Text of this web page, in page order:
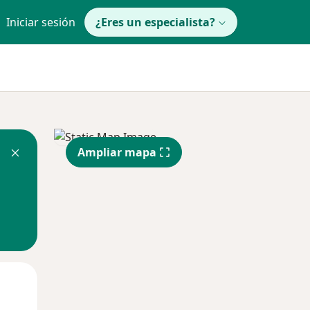
Iniciar sesión ¿Eres un especialista?
Ampliar mapa